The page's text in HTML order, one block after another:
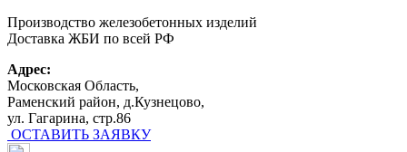
Производство железобетонных изделий
Доставка ЖБИ по всей РФ
Адрес:
Московская Область,
Раменский район, д.Кузнецово,
ул. Гагарина, стр.86
ОСТАВИТЬ ЗАЯВКУ